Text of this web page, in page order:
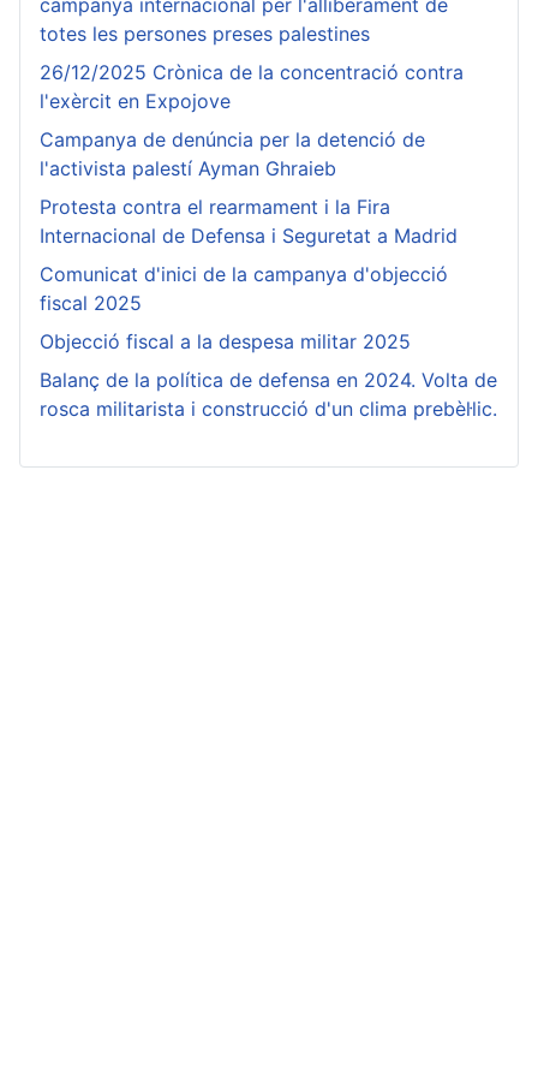
campanya internacional per l'alliberament de
totes les persones preses palestines
26/12/2025 Crònica de la concentració contra
l'exèrcit en Expojove
Campanya de denúncia per la detenció de
l'activista palestí Ayman Ghraieb
Protesta contra el rearmament i la Fira
Internacional de Defensa i Seguretat a Madrid
Comunicat d'inici de la campanya d'objecció
fiscal 2025
Objecció fiscal a la despesa militar 2025
Balanç de la política de defensa en 2024. Volta de
rosca militarista i construcció d'un clima prebèl·lic.